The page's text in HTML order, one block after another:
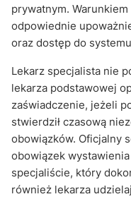
prywatnym.
odpowiednie
oraz dostęp do
Lekarz specjalista nie
lekarza podstawowej
zaświadczenie, jeżeli
stwierdził czasową
obowiązków. Oficjalny
obowiązek
specjaliście, który
również lekarza